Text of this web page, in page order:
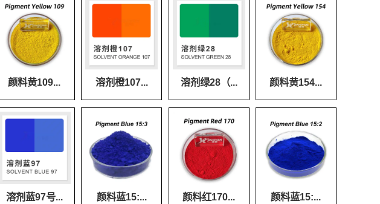
颜料黄109... 溶剂橙107... 溶剂绿28（... 颜料黄154...
溶剂蓝97号... 颜料蓝15:... 颜料红170... 颜料蓝15:...